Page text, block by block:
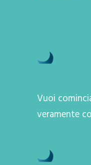
Vuoi
veramente